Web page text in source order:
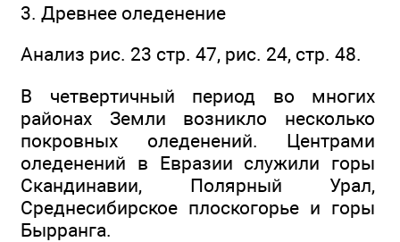
3. Древнее оледенение
Анализ рис. 23 стр. 47, рис. 24, стр. 48.
В четвертичный период во многих
районах Земли возникло несколько
покровных оледенений. Центрами
оледенений в Евразии служили горы
Скандинавии, Полярный Урал,
Среднесибирское плоскогорье и горы
Бырранга.